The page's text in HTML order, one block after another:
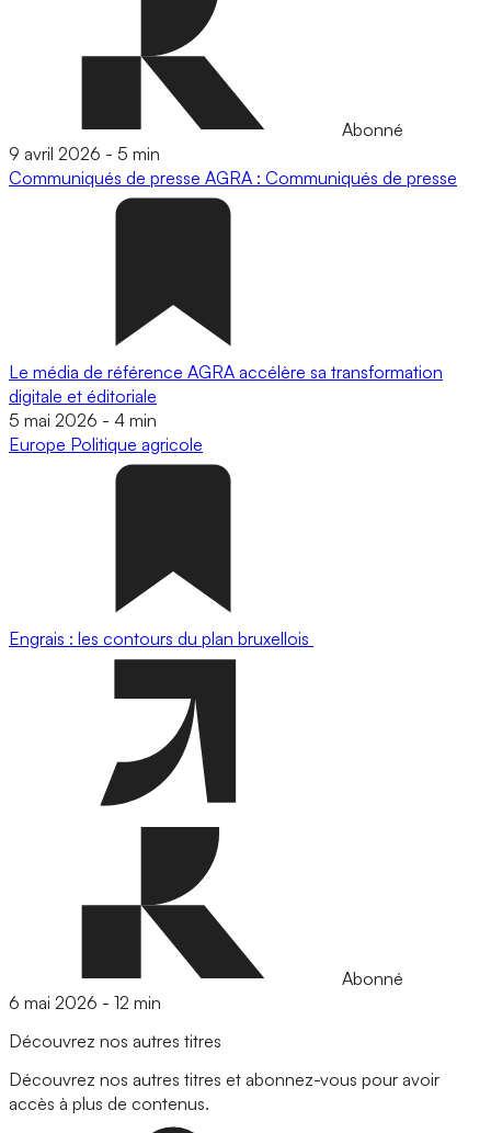
Abonné
9 avril 2026 - 5 min
Communiqués de presse AGRA : Communiqués de presse
Le média de référence AGRA accélère sa transformation
digitale et éditoriale
5 mai 2026 - 4 min
Europe Politique agricole
Engrais : les contours du plan bruxellois
Abonné
6 mai 2026 - 12 min
Découvrez nos autres titres
Découvrez nos autres titres et abonnez-vous pour avoir
accès à plus de contenus.